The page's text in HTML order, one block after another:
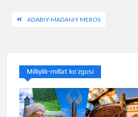
PostADABIY-MADANIY MEROS
Milliylik-millat ko’zgusi